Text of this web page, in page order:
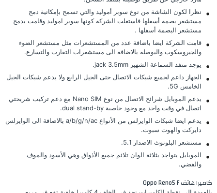
نظرا لكون الشاشة من نوع سوبر أموليد والتي تسمح بإمكانية دمج
مستشعر بصمة أسفلها فاستغلت الشركة كونها سوبر اموليد وقامت بدمج
مستشعر البصمة أسفلها .
قامت الشركة ايضا باضافة عدد من المستشعرات مثل مستشعر الضوء
والجيروسكوب والبوصلة بالاضافة الى مستشعرات التقارب والتسارع.
يوجد منفذ السماعة الشهير jack 3.5mm.
الجهاز داعم لجميع شبكات الاتصال حتى الجيل الرابع ولا يدعم شبكات الجيل
الخامس 5G.
يدعم الموبايل شرائح الاتصال من نوع Nano SIM مع دعم تركيب شريحتي
اتصال في وقت واحد مع وجود خاصية dual stand-by.
يدعم ايضا شبكات الوايرلس من الأنواع a/b/g/n/ac بالاضافة الى الوايرلس
دايركت والهوت سبوت.
مستشعر البلوتوث الاصدار 5.1.
الموبايل يتواجد بثلاثة الوان تلائم جميع الأذواق وهي الأسود والموف
والفضي.
كاميرا هاتف Oppo Reno5 F